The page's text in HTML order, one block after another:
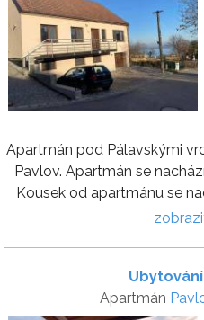
Apartmán pod Pálavskými
Pavlov. Apartmán se
Kousek od apartmánu se
Ubytování
Apartmán